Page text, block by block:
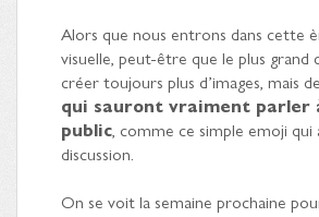
Alors que nous entrons dans cette
visuelle, peut-être que le plus grand
créer toujours plus d’images, mais de
qui sauront vraiment parler
public, comme ce simple emoji
discussion.
On se voit la semaine prochaine